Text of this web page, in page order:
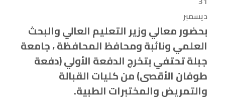
ديسمبر
بحضور معالي وزير التعليم العالي والبحث
العلمي ونائبة ومحافظ المحافظة ، جامعة
جبلة تحتفي بتخرج الدفعة الأولي (دفعة
طوفان الأقصى) من كليات القبالة
والتمريض والمختبرات الطبية.